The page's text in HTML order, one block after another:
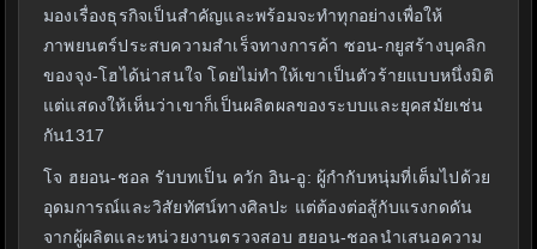
มองเรื่องธุรกิจเป็นสำคัญและพร้อมจะทำทุกอย่างเพื่อให้
ภาพยนตร์ประสบความสำเร็จทางการค้า ซอน-กยูสร้างบุคลิก
ของจุง-โฮได้น่าสนใจ โดยไม่ทำให้เขาเป็นตัวร้ายแบบหนึ่งมิติ
แต่แสดงให้เห็นว่าเขาก็เป็นผลิตผลของระบบและยุคสมัยเช่น
กัน1317
โจ ฮยอน-ชอล รับบทเป็น ควัก อิน-อู: ผู้กำกับหนุ่มที่เต็มไปด้วย
อุดมการณ์และวิสัยทัศน์ทางศิลปะ แต่ต้องต่อสู้กับแรงกดดัน
จากผู้ผลิตและหน่วยงานตรวจสอบ ฮยอน-ชอลนำเสนอความ